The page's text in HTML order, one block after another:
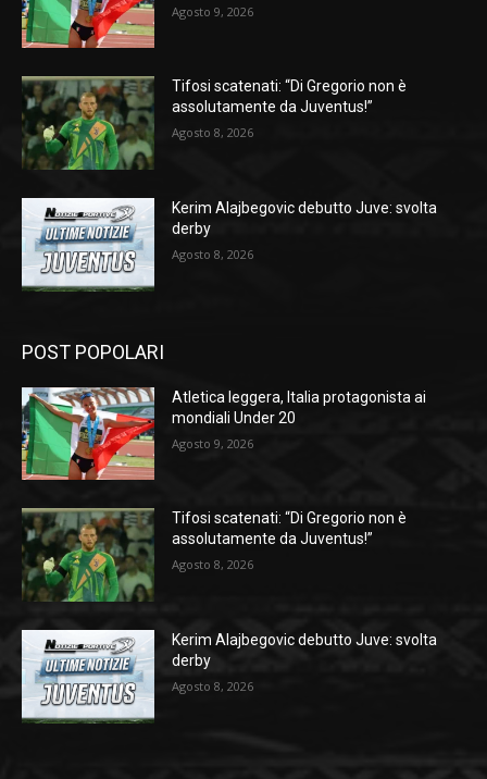
Agosto 9, 2026
Tifosi scatenati: “Di Gregorio non è
assolutamente da Juventus!”
Agosto 8, 2026
Kerim Alajbegovic debutto Juve: svolta
derby
Agosto 8, 2026
POST POPOLARI
Atletica leggera, Italia protagonista ai
mondiali Under 20
Agosto 9, 2026
Tifosi scatenati: “Di Gregorio non è
assolutamente da Juventus!”
Agosto 8, 2026
Kerim Alajbegovic debutto Juve: svolta
derby
Agosto 8, 2026